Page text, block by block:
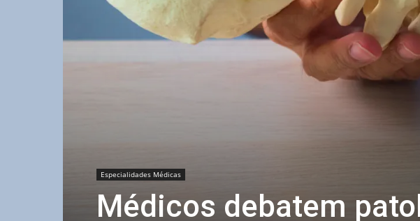
Especialidades Médicas
Médicos debatem